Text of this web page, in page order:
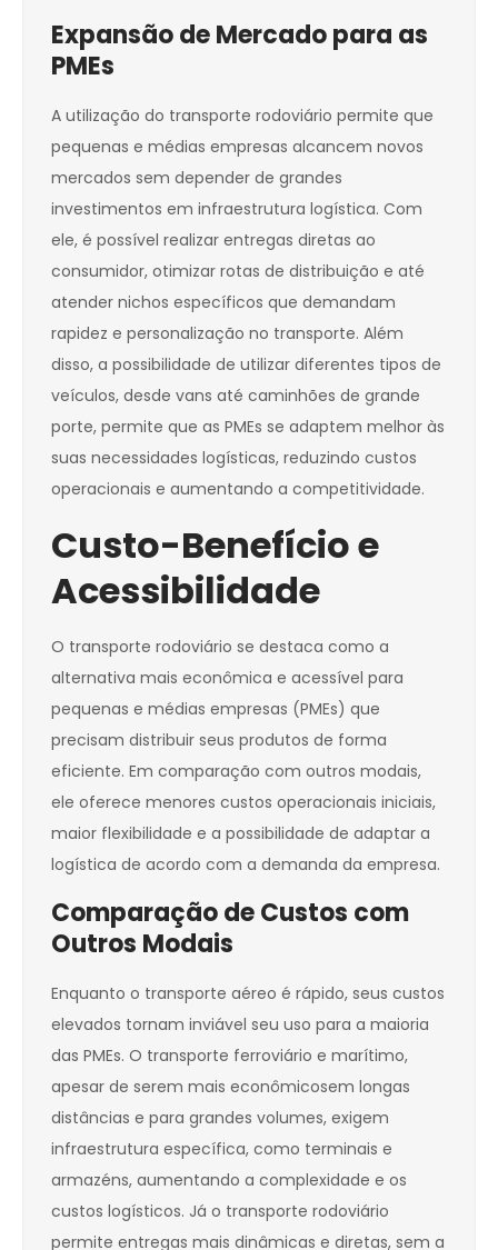
Expansão de Mercado para as
PMEs
A utilização do transporte rodoviário permite que
pequenas e médias empresas alcancem novos
mercados sem depender de grandes
investimentos em infraestrutura logística. Com
ele, é possível realizar entregas diretas ao
consumidor, otimizar rotas de distribuição e até
atender nichos específicos que demandam
rapidez e personalização no transporte. Além
disso, a possibilidade de utilizar diferentes tipos de
veículos, desde vans até caminhões de grande
porte, permite que as PMEs se adaptem melhor às
suas necessidades logísticas, reduzindo custos
operacionais e aumentando a competitividade.
Custo-Benefício e
Acessibilidade
O transporte rodoviário se destaca como a
alternativa mais econômica e acessível para
pequenas e médias empresas (PMEs) que
precisam distribuir seus produtos de forma
eficiente. Em comparação com outros modais,
ele oferece menores custos operacionais iniciais,
maior flexibilidade e a possibilidade de adaptar a
logística de acordo com a demanda da empresa.
Comparação de Custos com
Outros Modais
Enquanto o transporte aéreo é rápido, seus custos
elevados tornam inviável seu uso para a maioria
das PMEs. O transporte ferroviário e marítimo,
apesar de serem mais econômicosem longas
distâncias e para grandes volumes, exigem
infraestrutura específica, como terminais e
armazéns, aumentando a complexidade e os
custos logísticos. Já o transporte rodoviário
permite entregas mais dinâmicas e diretas, sem a